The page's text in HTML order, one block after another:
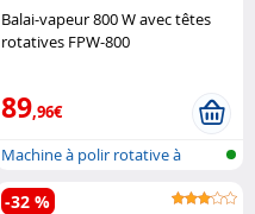
Balai-vapeur 800 W avec têtes
rotatives FPW-800
89,96€
Machine à polir rotative à
vapeur
-32 %